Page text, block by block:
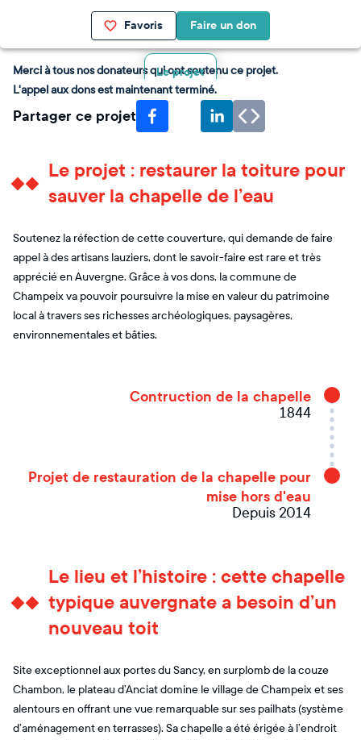
Favoris Faire un don
Le projet
Merci à tous nos donateurs qui ont soutenu ce projet.
L'appel aux dons est maintenant terminé.
Partager ce projet
Le projet : restaurer la toiture pour
sauver la chapelle de l’eau
Soutenez la réfection de cette couverture, qui demande de faire
appel à des artisans lauziers, dont le savoir-faire est rare et très
apprécié en Auvergne. Grâce à vos dons, la commune de
Champeix va pouvoir poursuivre la mise en valeur du patrimoine
local à travers ses richesses archéologiques, paysagères,
environnementales et bâties.
Contruction de la chapelle
1844
Projet de restauration de la chapelle pour
mise hors d'eau
Depuis 2014
Le lieu et l’histoire : cette chapelle
typique auvergnate a besoin d’un
nouveau toit
Site exceptionnel aux portes du Sancy, en surplomb de la couze
Chambon, le plateau d’Anciat domine le village de Champeix et ses
alentours en offrant une vue remarquable sur ses pailhats (système
d’aménagement en terrasses). Sa chapelle a été érigée à l’endroit